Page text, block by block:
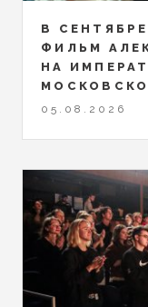
В
ФИЛЬМ
НА
05.08.2026